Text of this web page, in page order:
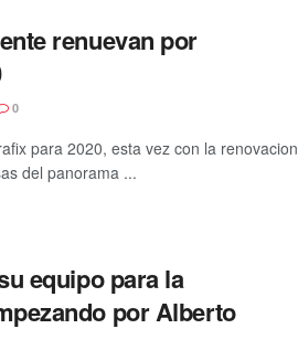
renuevan por
0
para 2020, esta vez con la renovacion
del panorama ...
equipo para la
por Alberto